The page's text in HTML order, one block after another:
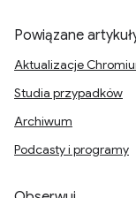
Powiązane
Aktualizacje
Studia przypadków
Archiwum
Podcasty i programy